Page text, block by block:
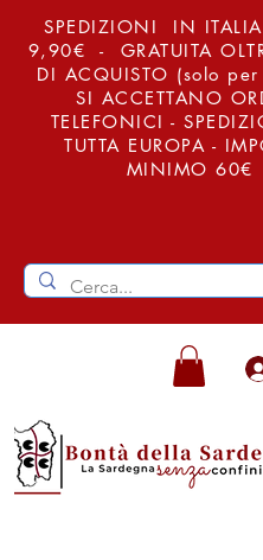
SPEDIZIONI IN
9,90€ - GRATUITA
DI ACQUISTO (solo
SI ACCETTANO
TELEFONICI -
TUTTA EUROPA -
MINIMO 60€